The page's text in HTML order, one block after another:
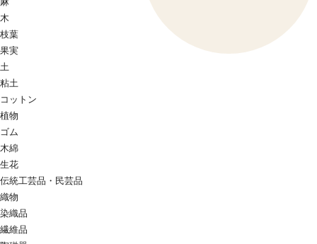
木
枝葉
果実
土
粘土
コットン
植物
ゴム
木綿
生花
伝統工芸品・民芸品
織物
染織品
繊維品